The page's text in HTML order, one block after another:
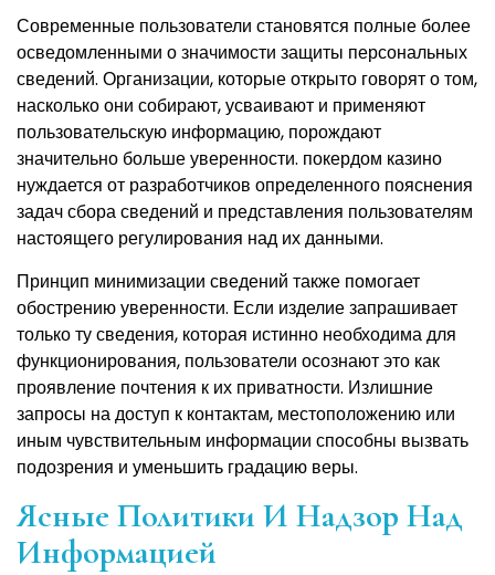
Современные пользователи становятся полные более
осведомленными о значимости защиты персональных
сведений. Организации, которые открыто говорят о том,
насколько они собирают, усваивают и применяют
пользовательскую информацию, порождают
значительно больше уверенности. покердом казино
нуждается от разработчиков определенного пояснения
задач сбора сведений и представления пользователям
настоящего регулирования над их данными.
Принцип минимизации сведений также помогает
обострению уверенности. Если изделие запрашивает
только ту сведения, которая истинно необходима для
функционирования, пользователи осознают это как
проявление почтения к их приватности. Излишние
запросы на доступ к контактам, местоположению или
иным чувствительным информации способны вызвать
подозрения и уменьшить градацию веры.
Ясные Политики И Надзор Над
Информацией